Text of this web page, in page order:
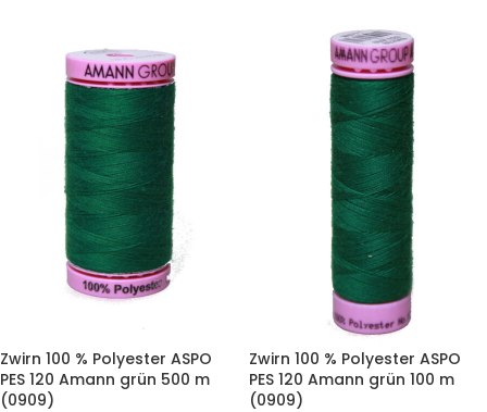
Zwirn 100 % Polyester ASPO
PES 120 Amann grün 500 m
(0909)
Zwirn 100 % Polyester ASPO
PES 120 Amann grün 100 m
(0909)